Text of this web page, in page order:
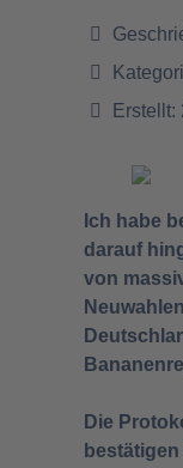
Erstellt:
Ich habe
darauf
von
Die